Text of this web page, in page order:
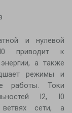
и нулевой
приводит к
а также
режимы и
работы. Токи
I2, I0
сети, а